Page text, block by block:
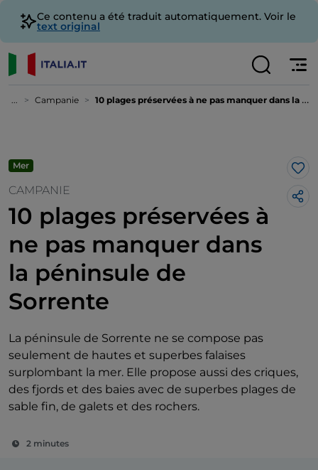
Ce contenu a été traduit automatiquement. Voir le
text original
... Campanie 10 plages préservées à ne pas manquer dans la péninsule de Sorrente
Mer
CAMPANIE
10 plages préservées à
ne pas manquer dans
la péninsule de
Sorrente
La péninsule de Sorrente ne se compose pas
seulement de hautes et superbes falaises
surplombant la mer. Elle propose aussi des criques,
des fjords et des baies avec de superbes plages de
sable fin, de galets et des rochers.
2 minutes